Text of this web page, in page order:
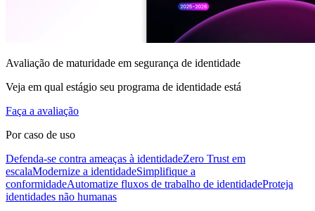
Avaliação de maturidade em segurança de identidade
Veja em qual estágio seu programa de identidade está
Faça a avaliação
Por caso de uso
Defenda-se contra ameaças à identidadeZero Trust em
escalaModernize a identidadeSimplifique a
conformidadeAutomatize fluxos de trabalho de identidadeProteja
identidades não humanas